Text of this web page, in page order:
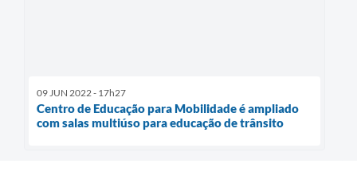
09 JUN 2022 - 17h27
Centro de Educação para Mobilidade é ampliado
com salas multiúso para educação de trânsito